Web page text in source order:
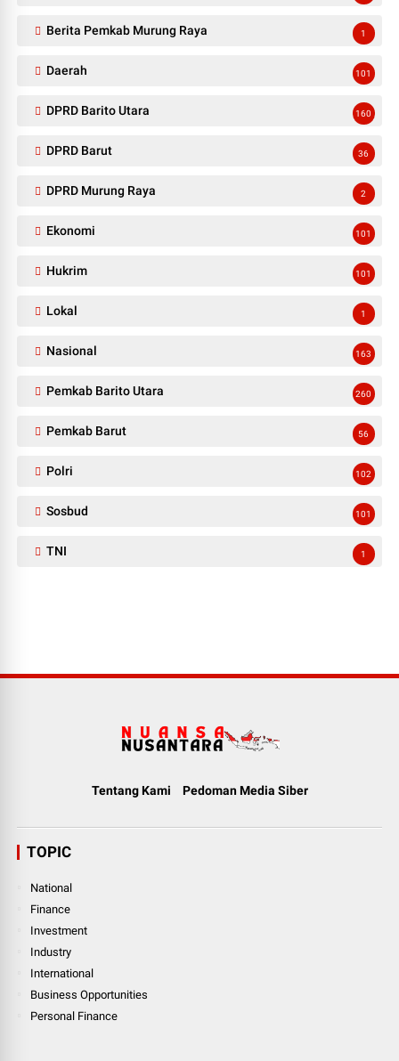
Berita Pemkab Murung Raya 1
Daerah 101
DPRD Barito Utara 160
DPRD Barut 36
DPRD Murung Raya 2
Ekonomi 101
Hukrim 101
Lokal 1
Nasional 163
Pemkab Barito Utara 260
Pemkab Barut 56
Polri 102
Sosbud 101
TNI 1
Tentang Kami Pedoman Media Siber
TOPIC
National
Finance
Investment
Industry
International
Business Opportunities
Personal Finance